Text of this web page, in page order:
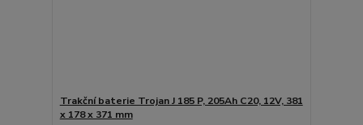
Trakční baterie Trojan J 185 P, 205Ah C20, 12V, 381
x 178 x 371 mm